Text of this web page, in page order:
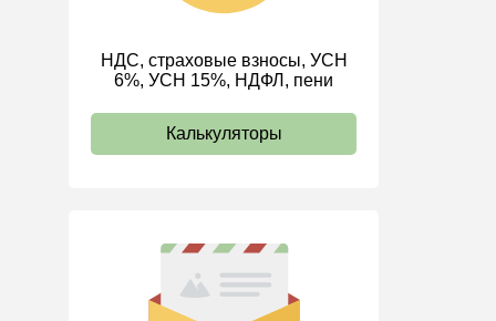
Персональные данные
ИП
НДС, страховые взносы, УСН
6%, УСН 15%, НДФЛ, пени
Калькуляторы